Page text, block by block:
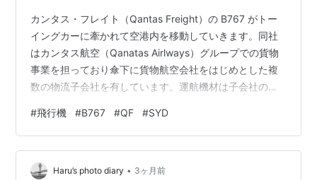
カンタス・フレイト（Qantas Freight）の B767 がトー
イングカーに牽かれて空港内を移動していきます。同社
はカンタス航空（Qanatas Airlways）グループでの貨物
事業を担っており傘下に貨物航空会社をはじめとした複
数の物流子会社を有しています。運航機材は子会社のエ
Freighters Australia）によって運航されるほかグループ
外のキャリアからのウエット・リースを利用していま
す。この B767 は元 ANA Cargo の JA603F だった機体
で 2011年2月から 2024年5月まで運航されました（カ
#飛行機 #B767 #QF #SYD
Haru’s photo diary • 3ヶ月前